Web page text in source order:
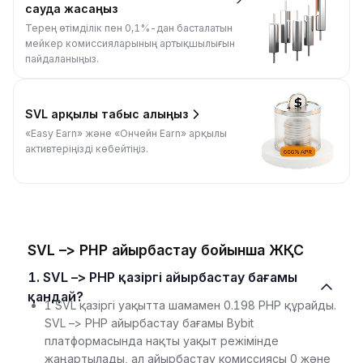
сауда жасаңыз
Терең өтімділік пен 0,1%-дан басталатын
мейкер комиссияларының артықшылығын
пайдаланыңыз.
SVL арқылы табыс алыңыз
«Easy Earn» және «Ончейн Earn» арқылы
активтеріңізді көбейтіңіз.
SVL –> PHP айырбастау бойынша ЖҚС
1. SVL –> PHP қазіргі айырбастау бағамы
қандай?
1 SVL қазіргі уақытта шамамен 0.198 PHP құрайды.
SVL –> PHP айырбастау бағамы Bybit
платформасында нақты уақыт режімінде
жаңартылады, ал айырбастау комиссиясы 0 және